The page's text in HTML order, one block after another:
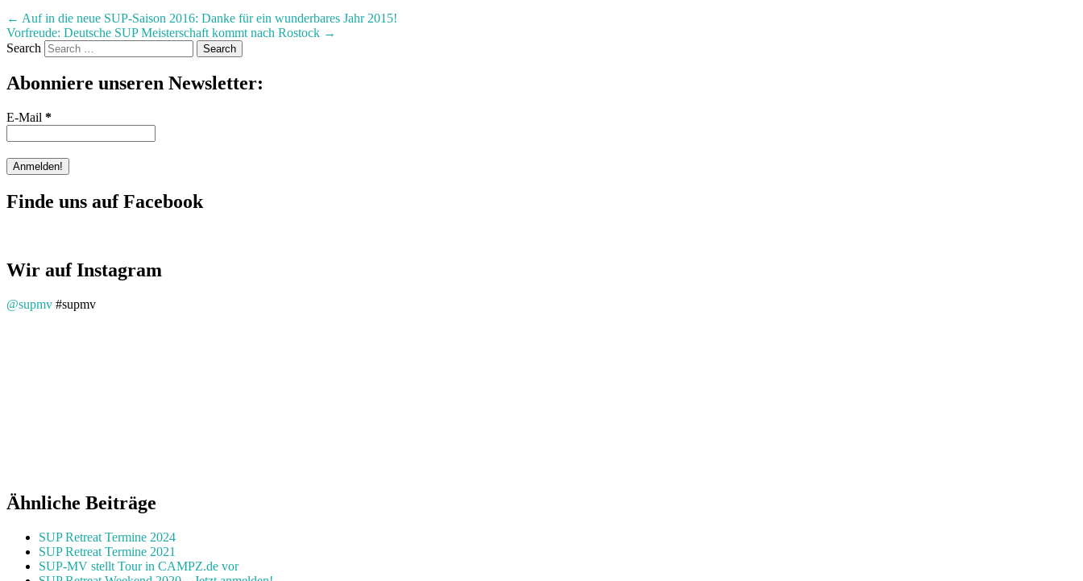
← Auf in die neue SUP-Saison 2016: Danke für ein wunderbares Jahr 2015!
Vorfreude: Deutsche SUP Meisterschaft kommt nach Rostock →
Search
Abonniere unseren Newsletter:
E-Mail *
Finde uns auf Facebook
Wir auf Instagram
@supmv #supmv
Ähnliche Beiträge
SUP Retreat Termine 2024
SUP Retreat Termine 2021
SUP-MV stellt Tour in CAMPZ.de vor